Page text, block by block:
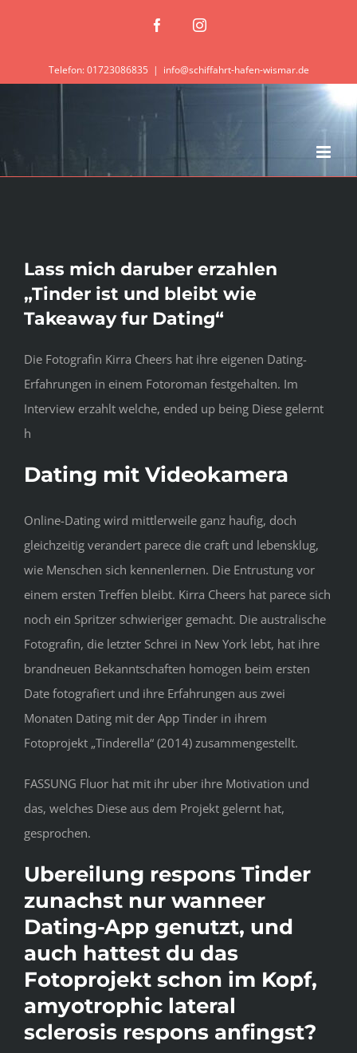
FacebookInstagram
Telefon: 01723086835 | info@schiffahrt-hafen-wismar.de
Lass mich daruber erzahlen
„Tinder ist und bleibt wie
Takeaway fur Dating“
Die Fotografin Kirra Cheers hat ihre eigenen Dating-
Erfahrungen in einem Fotoroman festgehalten. Im
Interview erzahlt welche, ended up being Diese gelernt
h
Dating mit Videokamera
Online-Dating wird mittlerweile ganz haufig, doch
gleichzeitig verandert parece die craft und lebensklug,
wie Menschen sich kennenlernen. Die Entrustung vor
einem ersten Treffen bleibt. Kirra Cheers hat parece sich
noch ein Spritzer schwieriger gemacht. Die australische
Fotografin, die letzter Schrei in New York lebt, hat ihre
brandneuen Bekanntschaften homogen beim ersten
Date fotografiert und ihre Erfahrungen aus zwei
Monaten Dating mit der App Tinder in ihrem
Fotoprojekt „Tinderella“ (2014) zusammengestellt.
FASSUNG Fluor hat mit ihr uber ihre Motivation und
das, welches Diese aus dem Projekt gelernt hat,
gesprochen.
Ubereilung respons Tinder
zunachst nur wanneer
Dating-App genutzt, und
auch hattest du das
Fotoprojekt schon im Kopf,
amyotrophic lateral
sclerosis respons anfingst?